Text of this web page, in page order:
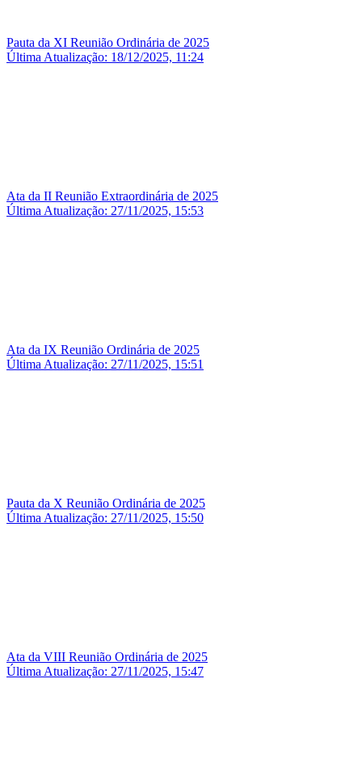
Pauta da XI Reunião Ordinária de 2025
Última Atualização: 18/12/2025, 11:24
Ata da II Reunião Extraordinária de 2025
Última Atualização: 27/11/2025, 15:53
Ata da IX Reunião Ordinária de 2025
Última Atualização: 27/11/2025, 15:51
Pauta da X Reunião Ordinária de 2025
Última Atualização: 27/11/2025, 15:50
Ata da VIII Reunião Ordinária de 2025
Última Atualização: 27/11/2025, 15:47